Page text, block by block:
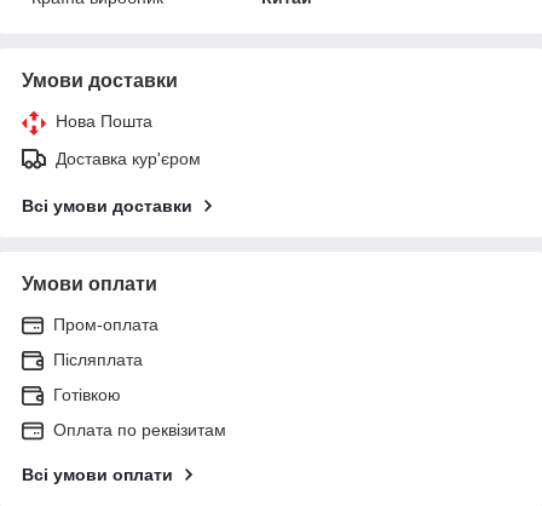
Умови доставки
Нова Пошта
Доставка кур'єром
Всі умови доставки
Умови оплати
Пром-оплата
Післяплата
Готівкою
Оплата по реквізитам
Всі умови оплати